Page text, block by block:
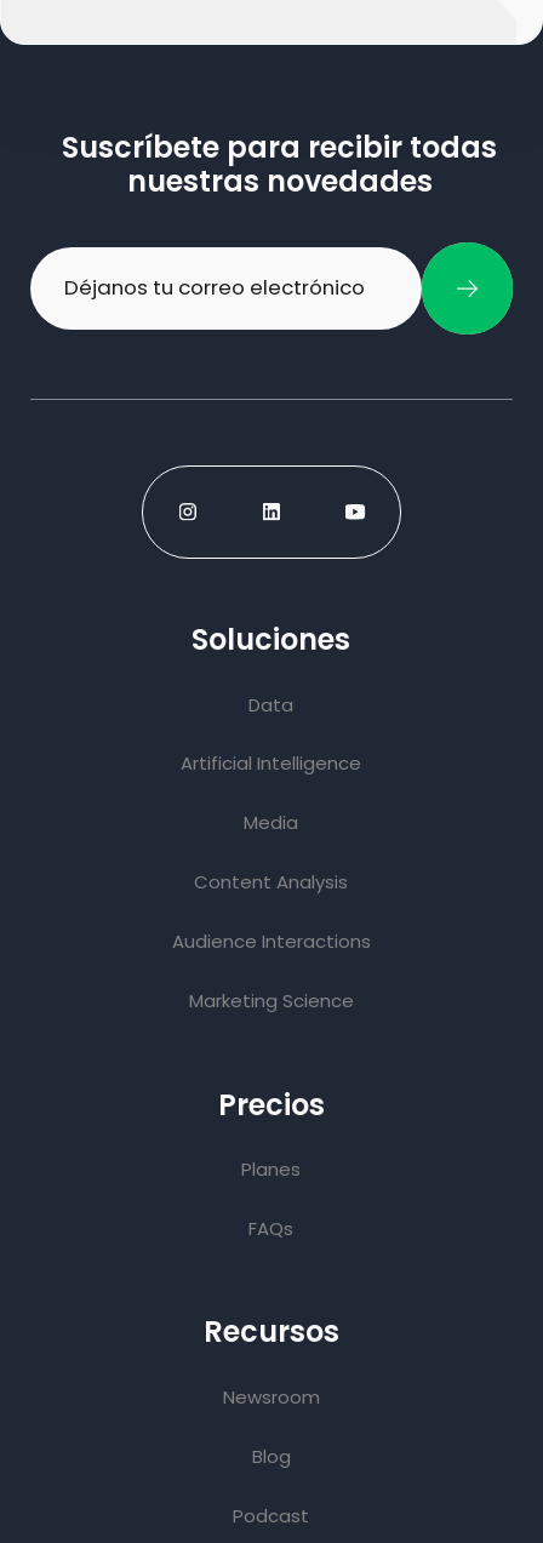
Suscríbete para recibir todas
nuestras novedades
Soluciones
Data
Artificial Intelligence
Media
Content Analysis
Audience Interactions
Marketing Science
Precios
Planes
FAQs
Recursos
Newsroom
Blog
Podcast